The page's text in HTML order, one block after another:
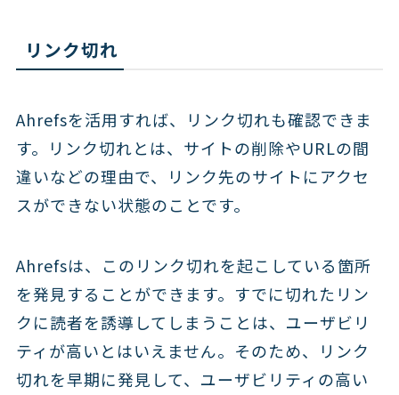
リンク切れ
Ahrefsを活用すれば、リンク切れも確認できま
す。リンク切れとは、サイトの削除やURLの間
違いなどの理由で、リンク先のサイトにアクセ
スができない状態のことです。
Ahrefsは、このリンク切れを起こしている箇所
を発見することができます。すでに切れたリン
クに読者を誘導してしまうことは、ユーザビリ
ティが高いとはいえません。そのため、リンク
切れを早期に発見して、ユーザビリティの高い